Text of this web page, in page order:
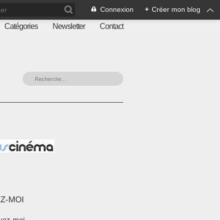
Connexion + Créer mon blog
Catégories Newsletter Contact
MOI